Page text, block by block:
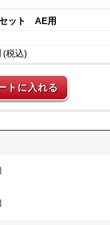
ット AE用
(税込)